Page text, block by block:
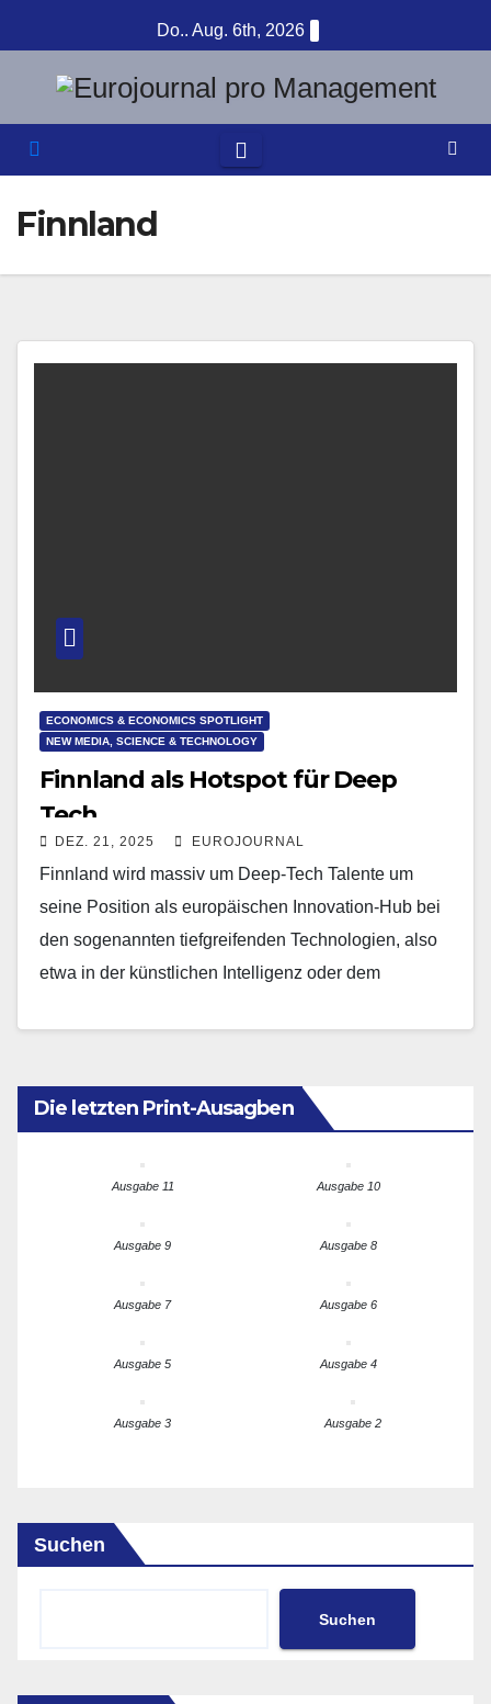
Inhalt
springen
Do.. Aug. 6th, 2026
Finnland
ECONOMICS & ECONOMICS SPOTLIGHT
NEW MEDIA, SCIENCE & TECHNOLOGY
Finnland als Hotspot für Deep
Tech
DEZ. 21, 2025 EUROJOURNAL
Finnland wird massiv um Deep-Tech Talente um
seine Position als europäischen Innovation-Hub bei
den sogenannten tiefgreifenden Technologien, also
etwa in der künstlichen Intelligenz oder dem
Die letzten Print-Ausagben
Ausgabe 11 Ausgabe 10
Ausgabe 9 Ausgabe 8
Ausgabe 7 Ausgabe 6
Ausgabe 5 Ausgabe 4
Ausgabe 3 Ausgabe 2
Suchen
Suchen